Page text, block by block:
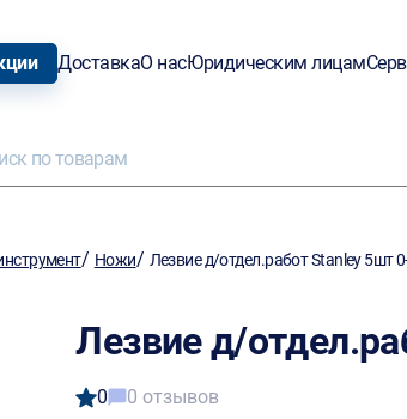
ДоставкаО насЮридическим лицам
/ Ножи/ Лезвие д/отдел.работ Stanley 5шт
Лезвие д/
0 0 отзывов